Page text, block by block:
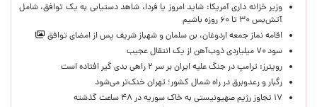
وزیر خزانه داری آمریکا: شاید امروز یا فردا، شاهد دستیابی به یک توافق، شامل
آتش‌بس ۳۰ تا ۶۰ روزه باشیم
اقامه نماز جمعه اردوغان، بن ‌سلمان و شهباز شریف پس از امضای توافق
سود ۷۰ میلیاردی ذوب‌آهن از یک انتقال عجیب
رویترز: ترامپ در جنگ علیه ایران بر سر ۲ راهی بدی گیر افتاده است
رگبار و رعدوبرق در راه شمال کشور؛ تهران خنک‌تر می‌شود
۱۷ تجاوز رژیم صهیونیستی به خاک سوریه در ۴۸ ساعت گذشته